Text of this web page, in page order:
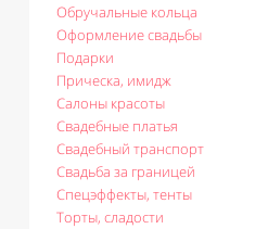
Обручальные кольца
Оформление свадьбы
Подарки
Прическа, имидж
Салоны красоты
Свадебные платья
Свадебный транспорт
Свадьба за границей
Спецэффекты, тенты
Торты, сладости